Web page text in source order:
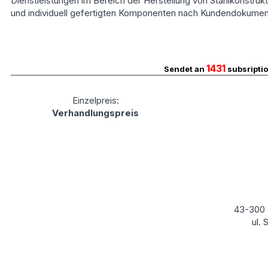
und individuell gefertigten Komponenten nach
Sendet an1431
Einzelpreis:
Verhandlungspreis
43-300
ul.